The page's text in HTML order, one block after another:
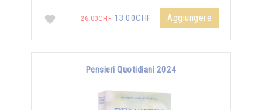
26.00CHF 13.00CHF Aggiungere
Pensieri Quotidiani 2024